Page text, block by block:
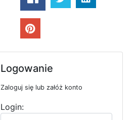
Logowanie
Zaloguj się lub załóż konto
Login: